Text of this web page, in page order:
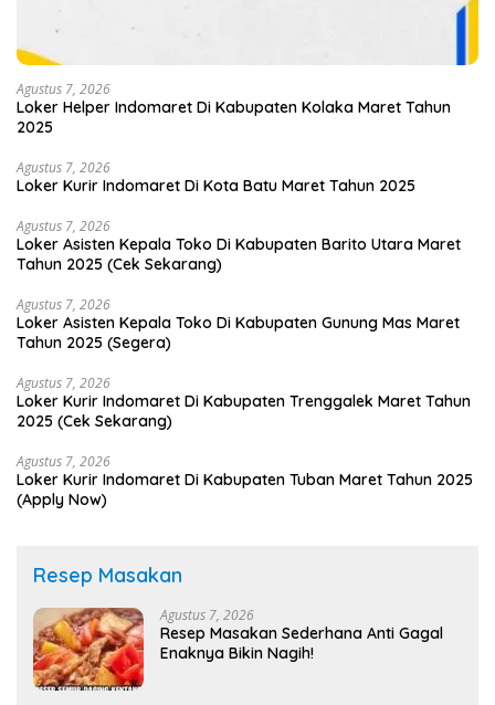
Agustus 7, 2026
Loker Helper Indomaret Di Kabupaten Kolaka Maret Tahun
2025
Agustus 7, 2026
Loker Kurir Indomaret Di Kota Batu Maret Tahun 2025
Agustus 7, 2026
Loker Asisten Kepala Toko Di Kabupaten Barito Utara Maret
Tahun 2025 (Cek Sekarang)
Agustus 7, 2026
Loker Asisten Kepala Toko Di Kabupaten Gunung Mas Maret
Tahun 2025 (Segera)
Agustus 7, 2026
Loker Kurir Indomaret Di Kabupaten Trenggalek Maret Tahun
2025 (Cek Sekarang)
Agustus 7, 2026
Loker Kurir Indomaret Di Kabupaten Tuban Maret Tahun 2025
(Apply Now)
Resep Masakan
Agustus 7, 2026
Resep Masakan Sederhana Anti Gagal
Enaknya Bikin Nagih!